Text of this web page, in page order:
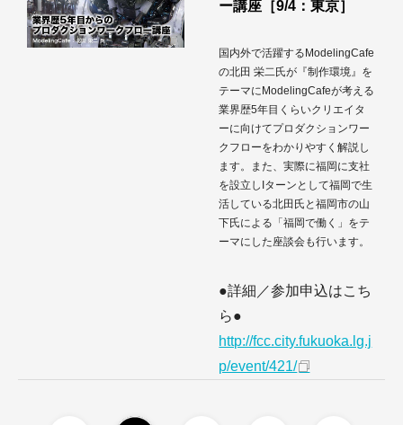
ー講座［9/4：東京］
国内外で活躍するModelingCafe
の北田 栄二氏が『制作環境』を
テーマにModelingCafeが考える
業界歴5年目くらいクリエイタ
ーに向けてプロダクションワー
クフローをわかりやすく解説し
ます。また、実際に福岡に支社
を設立しIターンとして福岡で生
活している北田氏と福岡市の山
下氏による「福岡で働く」をテ
ーマにした座談会も行います。
●詳細／参加申込はこち
ら●
http://fcc.city.fukuoka.lg.j
p/event/421/